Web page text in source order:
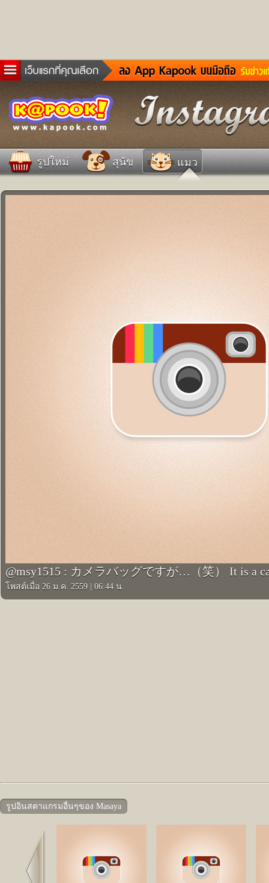
ข่าวด่วน
ละคร
เกม
ดูดวง
ผู้ชาย
รูปใหม่ สุนัข แมว
@msy1515 : カメラバッグですが…（笑） It is a
โพสต์เมื่อ 26 ม.ค. 2559 06:44 น.
รูปอินสตาแกรมอื่นๆของ Masaya